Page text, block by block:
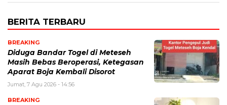
BERITA TERBARU
BREAKING
Diduga Bandar Togel di Meteseh
Masih Bebas Beroperasi, Ketegasan
Aparat Boja Kembali Disorot
Jumat, 7 Agu 2026 - 14:56
BREAKING